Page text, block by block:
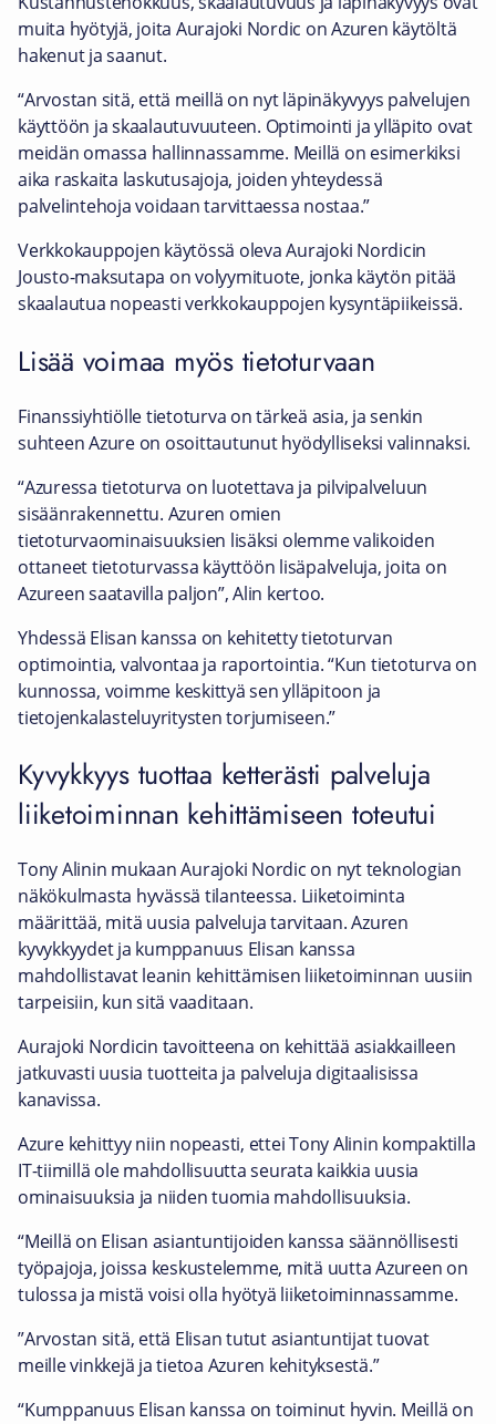
muita hyötyjä, joita Aurajoki Nordic on Azuren käytöltä
hakenut ja saanut.
“Arvostan sitä, että meillä on nyt läpinäkyvyys palvelujen
käyttöön ja skaalautuvuuteen. Optimointi ja ylläpito ovat
meidän omassa hallinnassamme. Meillä on esimerkiksi
aika raskaita laskutusajoja, joiden yhteydessä
palvelintehoja voidaan tarvittaessa nostaa.”
Verkkokauppojen käytössä oleva Aurajoki Nordicin
Jousto-maksutapa on volyymituote, jonka käytön pitää
skaalautua nopeasti verkkokauppojen kysyntäpiikeissä.
Lisää voimaa myös tietoturvaan
Finanssiyhtiölle tietoturva on tärkeä asia, ja senkin
suhteen Azure on osoittautunut hyödylliseksi valinnaksi.
“Azuressa tietoturva on luotettava ja pilvipalveluun
sisäänrakennettu. Azuren omien
tietoturvaominaisuuksien lisäksi olemme valikoiden
ottaneet tietoturvassa käyttöön lisäpalveluja, joita on
Azureen saatavilla paljon”, Alin kertoo.
Yhdessä Elisan kanssa on kehitetty tietoturvan
optimointia, valvontaa ja raportointia. “Kun tietoturva on
kunnossa, voimme keskittyä sen ylläpitoon ja
tietojenkalasteluyritysten torjumiseen.”
Kyvykkyys tuottaa ketterästi palveluja
liiketoiminnan kehittämiseen toteutui
Tony Alinin mukaan Aurajoki Nordic on nyt teknologian
näkökulmasta hyvässä tilanteessa. Liiketoiminta
määrittää, mitä uusia palveluja tarvitaan. Azuren
kyvykkyydet ja kumppanuus Elisan kanssa
mahdollistavat leanin kehittämisen liiketoiminnan uusiin
tarpeisiin, kun sitä vaaditaan.
Aurajoki Nordicin tavoitteena on kehittää asiakkailleen
jatkuvasti uusia tuotteita ja palveluja digitaalisissa
kanavissa.
Azure kehittyy niin nopeasti, ettei Tony Alinin kompaktilla
IT-tiimillä ole mahdollisuutta seurata kaikkia uusia
ominaisuuksia ja niiden tuomia mahdollisuuksia.
“Meillä on Elisan asiantuntijoiden kanssa säännöllisesti
työpajoja, joissa keskustelemme, mitä uutta Azureen on
tulossa ja mistä voisi olla hyötyä liiketoiminnassamme.
”Arvostan sitä, että Elisan tutut asiantuntijat tuovat
meille vinkkejä ja tietoa Azuren kehityksestä.”
“Kumppanuus Elisan kanssa on toiminut hyvin. Meillä on